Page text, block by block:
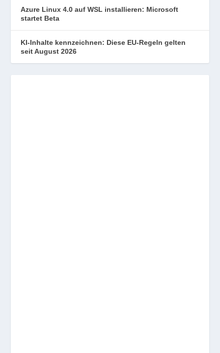
Azure Linux 4.0 auf WSL installieren: Microsoft
startet Beta
KI-Inhalte kennzeichnen: Diese EU-Regeln gelten
seit August 2026